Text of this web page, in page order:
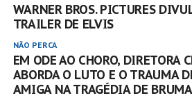
WARNER BROS. PICTURES
TRAILER DE ELVIS
NÃO PERCA
EM ODE AO CHORO, DIRETORA
ABORDA O LUTO E O TRAUMA
AMIGA NA TRAGÉDIA DE